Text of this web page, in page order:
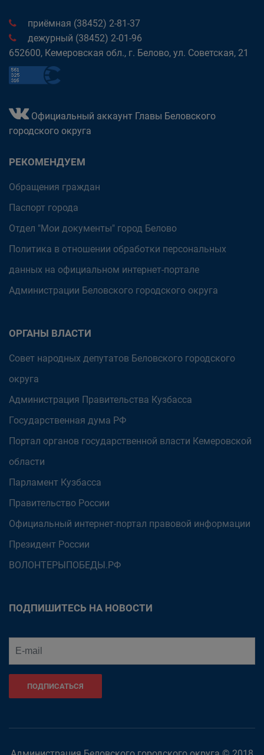
приёмная (38452) 2-81-37
дежурный (38452) 2-01-96
652600, Кемеровская обл., г. Белово, ул. Советская, 21
Официальный аккаунт Главы Беловского
городского округа
РЕКОМЕНДУЕМ
Обращения граждан
Паспорт города
Отдел "Мои документы" город Белово
Политика в отношении обработки персональных
данных на официальном интернет-портале
Администрации Беловского городского округа
ОРГАНЫ ВЛАСТИ
Совет народных депутатов Беловского городского
округа
Администрация Правительства Кузбасса
Государственная дума РФ
Портал органов государственной власти Кемеровской
области
Парламент Кузбасса
Правительство России
Официальный интернет-портал правовой информации
Президент России
ВОЛОНТЕРЫПОБЕДЫ.РФ
ПОДПИШИТЕСЬ НА НОВОСТИ
ПОДПИСАТЬСЯ